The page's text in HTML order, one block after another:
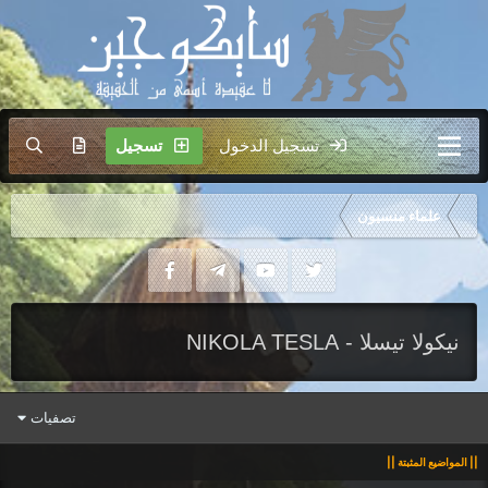
تسجيل الدخول تسجيل
علماء منسيون
نيكولا تيسلا - NIKOLA TESLA
تصفيات